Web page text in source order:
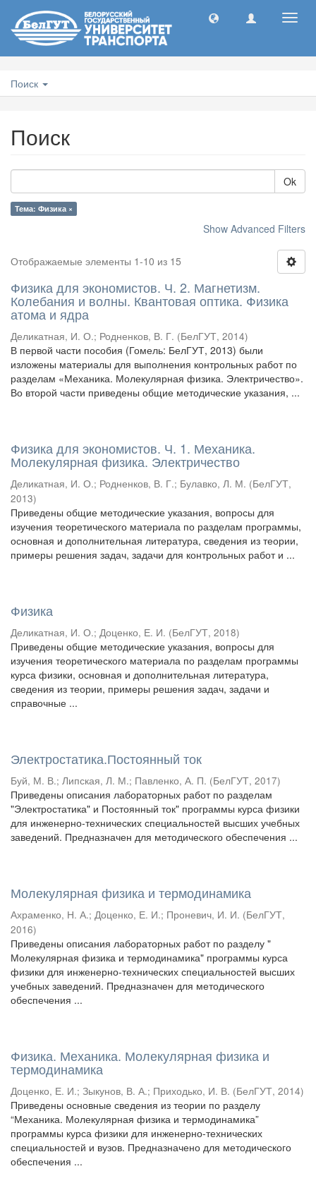
Поиск
Поиск
Ok
Тема: Физика ×
Show Advanced Filters
Отображаемые элементы 1-10 из 15
Физика для экономистов. Ч. 2. Магнетизм.
Колебания и волны. Квантовая оптика. Физика
атома и ядра
Деликатная, И. О.; Родненков, В. Г. (БелГУТ, 2014)
В первой части пособия (Гомель: БелГУТ, 2013) были
изложены материалы для выполнения контрольных работ по
разделам «Механика. Молекулярная физика. Электричество».
Во второй части приведены общие методические указания, ...
Физика для экономистов. Ч. 1. Механика.
Молекулярная физика. Электричество
Деликатная, И. О.; Родненков, В. Г.; Булавко, Л. М. (БелГУТ,
2013)
Приведены общие методические указания, вопросы для
изучения теоретического материала по разделам программы,
основная и дополнительная литература, сведения из теории,
примеры решения задач, задачи для контрольных работ и ...
Физика
Деликатная, И. О.; Доценко, Е. И. (БелГУТ, 2018)
Приведены общие методические указания, вопросы для
изучения теоретического материала по разделам программы
курса физики, основная и дополнительная литература,
сведения из теории, примеры решения задач, задачи и
справочные ...
Электростатика.Постоянный ток
Буй, М. В.; Липская, Л. М.; Павленко, А. П. (БелГУТ, 2017)
Приведены описания лабораторных работ по разделам
"Электростатика" и Постоянный ток" программы курса физики
для инженерно-технических специальностей высших учебных
заведений. Предназначен для методического обеспечения ...
Молекулярная физика и термодинамика
Ахраменко, Н. А.; Доценко, Е. И.; Проневич, И. И. (БелГУТ,
2016)
Приведены описания лабораторных работ по разделу "
Молекулярная физика и термодинамика" программы курса
физики для инженерно-технических специальностей высших
учебных заведений. Предназначен для методического
обеспечения ...
Физика. Механика. Молекулярная физика и
термодинамика
Доценко, Е. И.; Зыкунов, В. А.; Приходько, И. В. (БелГУТ, 2014)
Приведены основные сведения из теории по разделу
“Механика. Молекулярная физика и термодинамика”
программы курса физики для инженерно-технических
специальностей и вузов. Предназначено для методического
обеспечения ...